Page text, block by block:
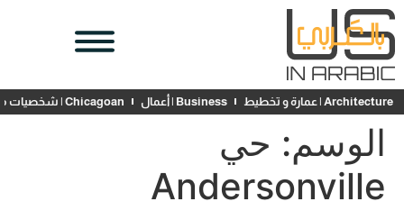
Architecture | عمارة و تخطيط Business | أعمال Chicagoan | شخصيات محلية
الوسم: حي
Andersonville